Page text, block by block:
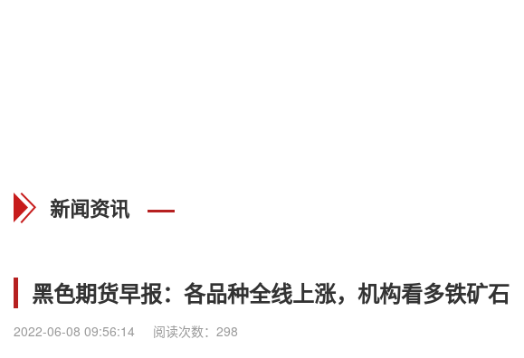
新闻资讯
黑色期货早报：各品种全线上涨，机构看多铁矿石
2022-06-08 09:56:14 阅读次数：298